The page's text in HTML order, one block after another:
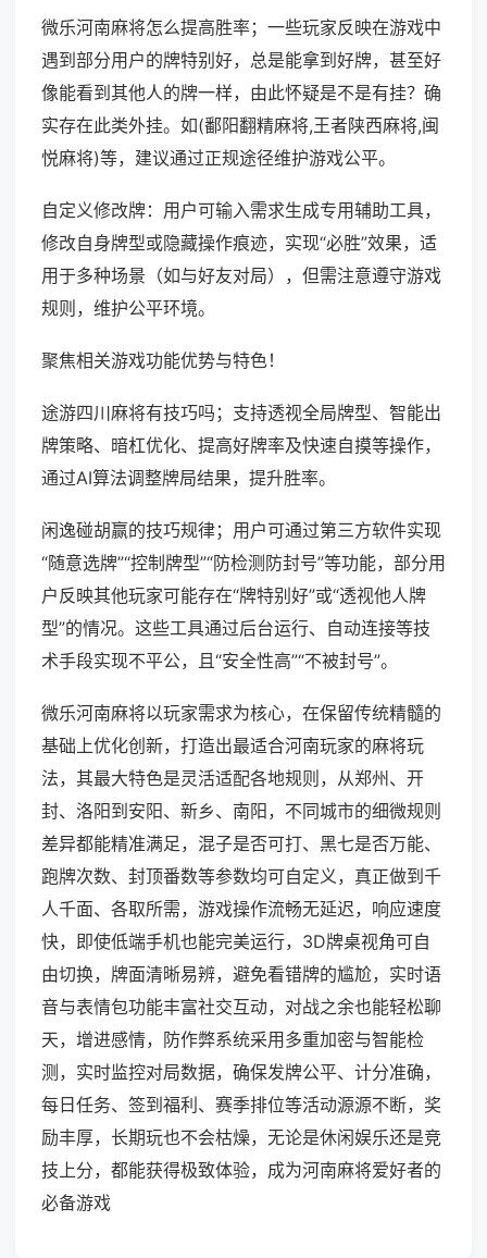
微乐河南麻将怎么提高胜率；一些玩家反映在游戏中
遇到部分用户的牌特别好，总是能拿到好牌，甚至好
像能看到其他人的牌一样，由此怀疑是不是有挂？确
实存在此类外挂。如(鄱阳翻精麻将,王者陕西麻将,闽
悦麻将)等，建议通过正规途径维护游戏公平。
自定义修改牌：用户可输入需求生成专用辅助工具，
修改自身牌型或隐藏操作痕迹，实现“必胜”效果，适
用于多种场景（如与好友对局），但需注意遵守游戏
规则，维护公平环境。
聚焦相关游戏功能优势与特色！
途游四川麻将有技巧吗；支持透视全局牌型、智能出
牌策略、暗杠优化、提高好牌率及快速自摸等操作，
通过AI算法调整牌局结果，提升胜率。
闲逸碰胡赢的技巧规律；用户可通过第三方软件实现
“随意选牌”“控制牌型”“防检测防封号”等功能，部分用
户反映其他玩家可能存在“牌特别好”或“透视他人牌
型”的情况。这些工具通过后台运行、自动连接等技
术手段实现不平公，且“安全性高”“不被封号”。
微乐河南麻将以玩家需求为核心，在保留传统精髓的
基础上优化创新，打造出最适合河南玩家的麻将玩
法，其最大特色是灵活适配各地规则，从郑州、开
封、洛阳到安阳、新乡、南阳，不同城市的细微规则
差异都能精准满足，混子是否可打、黑七是否万能、
跑牌次数、封顶番数等参数均可自定义，真正做到千
人千面、各取所需，游戏操作流畅无延迟，响应速度
快，即使低端手机也能完美运行，3D牌桌视角可自
由切换，牌面清晰易辨，避免看错牌的尴尬，实时语
音与表情包功能丰富社交互动，对战之余也能轻松聊
天，增进感情，防作弊系统采用多重加密与智能检
测，实时监控对局数据，确保发牌公平、计分准确，
每日任务、签到福利、赛季排位等活动源源不断，奖
励丰厚，长期玩也不会枯燥，无论是休闲娱乐还是竞
技上分，都能获得极致体验，成为河南麻将爱好者的
必备游戏